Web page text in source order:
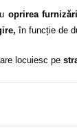
oprirea
în funcție de
locuiesc pe